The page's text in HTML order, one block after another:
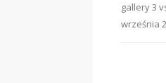
gallery 3
września